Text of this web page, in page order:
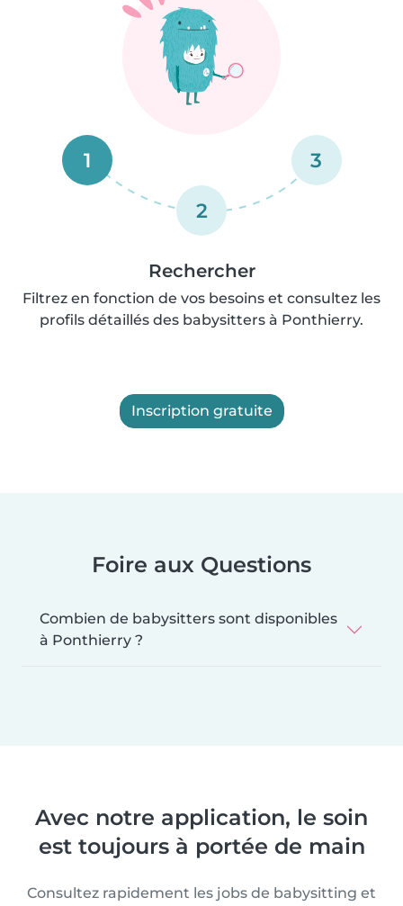
1
2
3
Rechercher
Filtrez en fonction de vos besoins et consultez les
profils détaillés des babysitters à Ponthierry.
Inscription gratuite
Foire aux Questions
Combien de babysitters sont disponibles
à Ponthierry ?
Avec notre application, le soin
est toujours à portée de main
Consultez rapidement les jobs de babysitting et